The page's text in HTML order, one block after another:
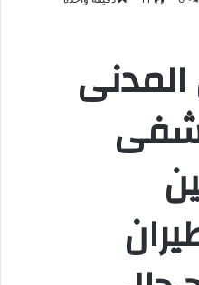
المدنى